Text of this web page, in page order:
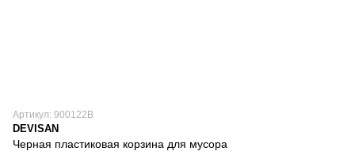
Артикул: 900122B
DEVISAN
Черная пластиковая корзина для мусора